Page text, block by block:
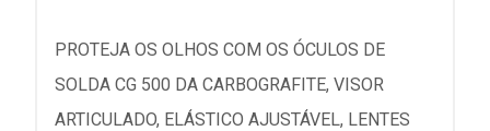
PROTEJA OS OLHOS COM OS ÓCULOS DE
SOLDA CG 500 DA CARBOGRAFITE, VISOR
ARTICULADO, ELÁSTICO AJUSTÁVEL, LENTES